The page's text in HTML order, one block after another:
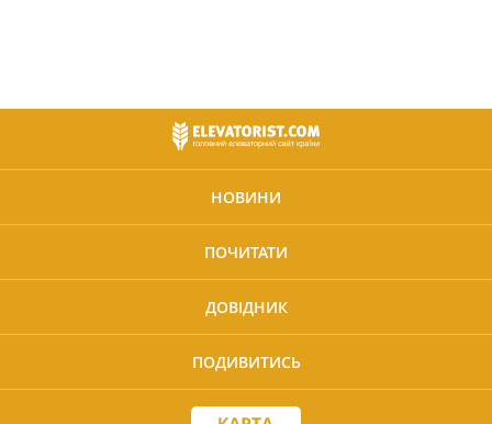
НОВИНИ
ПОЧИТАТИ
ДОВІДНИК
ПОДИВИТИСЬ